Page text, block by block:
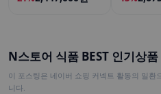
N스토어 식품 BEST 인기상품
이 포스팅은 네이버 쇼핑 커넥트 활동의 일
니다.